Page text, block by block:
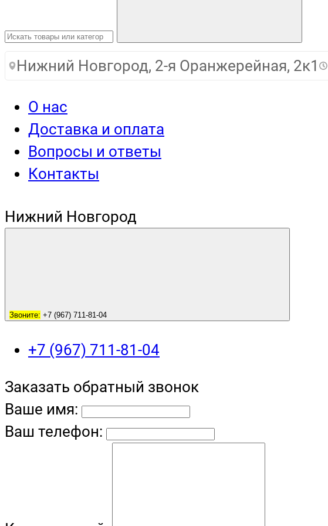
Нижний Новгород, 2-я Оранжерейная, 2к1
О нас
Доставка и оплата
Вопросы и ответы
Контакты
Нижний Новгород
Звоните: +7 (967) 711-81-04
+7 (967) 711-81-04
Заказать обратный звонок
Ваше имя:
Ваш телефон: